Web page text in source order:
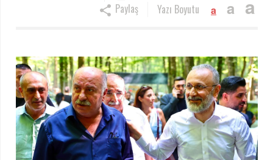
Yazı Boyutu
a a a
Paylaş